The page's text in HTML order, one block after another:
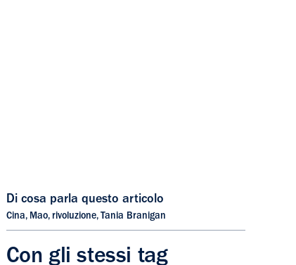
Di cosa parla questo articolo
Cina, Mao, rivoluzione, Tania Branigan
Con gli stessi tag